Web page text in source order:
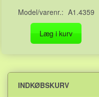
Model/varenr.: A1.4359
Læg i kurv
INDKØBSKURV